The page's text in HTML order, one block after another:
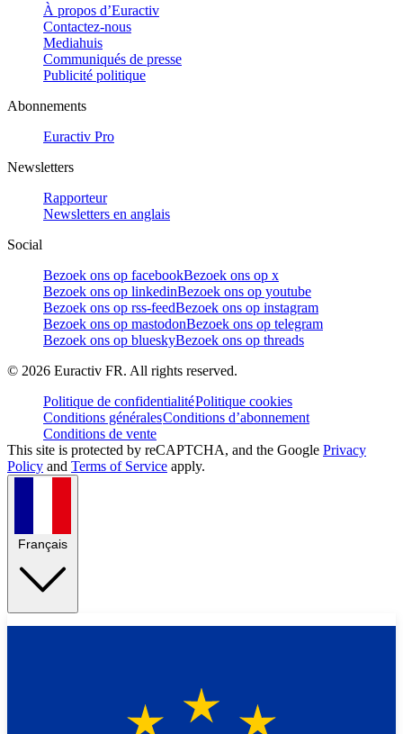
À propos d’Euractiv
Contactez-nous
Mediahuis
Communiqués de presse
Publicité politique
Abonnements
Euractiv Pro
Newsletters
Rapporteur
Newsletters en anglais
Social
Bezoek ons op facebookBezoek ons op x
Bezoek ons op linkedinBezoek ons op youtube
Bezoek ons op rss-feedBezoek ons op instagram
Bezoek ons op mastodonBezoek ons op telegram
Bezoek ons op blueskyBezoek ons op threads
© 2026 Euractiv FR. All rights reserved.
Politique de confidentialitéPolitique cookies
Conditions généralesConditions d’abonnement
Conditions de vente
This site is protected by reCAPTCHA, and the Google Privacy
Policy and Terms of Service apply.
Français